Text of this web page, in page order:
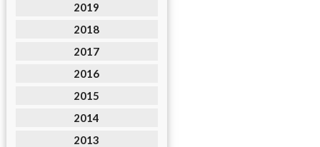
2019
2018
2017
2016
2015
2014
2013